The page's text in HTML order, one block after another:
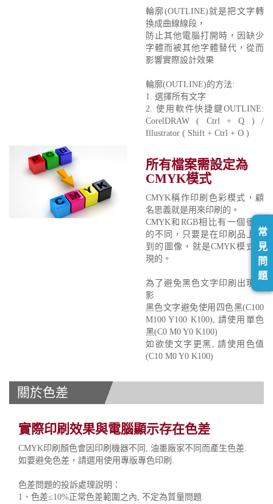
輪廓(OUTLINE)就是把文字轉
換成曲線線段，
防止其他電腦打開時，因缺少
字體而被其他字體替代，從而
影響實際設計效果
輪廓(OUTLINE)的方法:
1. 選擇所有文字
2. 使用軟件快捷鍵OUTLINE:
CorelDRAW ( Ctrl + Q ) /
Illustrator ( Shift + Ctrl + O )
所有檔案需設定為
CMYK模式
CMYK稱作印刷色彩模式，顧
名思義就是用來印刷的。
CMYK和RGB相比有一個很大
的不同，只要是在印刷品上看
到的圖像，就是CMYK模式表
現的。
為了避免黑色文字印刷出現重
影
黑色文字避免使用四色黑(C100
M100 Y100 K100), 請使用單色
黑(C0 M0 Y0 K100)
如欲使文字更黑, 請使用色值
(C10 M0 Y0 K100)
關於色差
實際印刷效果與電腦顯示存在色差
CMYK印刷顏色會因印刷機器不同, 油墨廠家不同而產生色差.
如要避免色差，請選用使用專版專色印刷.
色差問題的投訴處理說明：
1、色差≤10%正常色差範圍之內, 不定為質量問題.
常
見
問
題